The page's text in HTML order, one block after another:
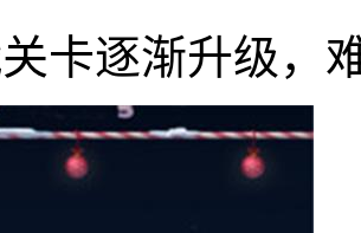
卡逐渐升级，